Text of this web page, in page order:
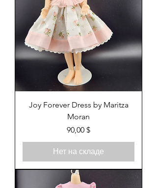
Joy Forever Dress by Maritza
Moran
Цена
90,00 $
Нет на складе